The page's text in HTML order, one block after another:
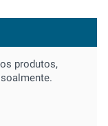
produtos,